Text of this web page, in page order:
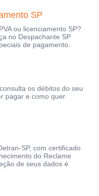
SP
ou licenciamento SP?
no Despachante SP
de pagamento.
os débitos do seu
pagar e como quer
SP, com certificado
do Reclame
de seus dados é